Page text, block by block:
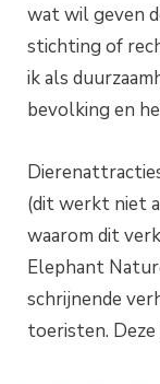
wat wil geven
stichting of
ik als
bevolking en
(dit werkt niet
waarom dit
Elephant
schrijnende
toeristen. Deze